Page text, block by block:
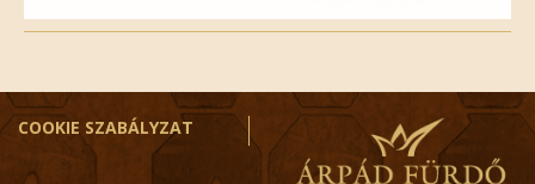
COOKIE SZABÁLYZAT